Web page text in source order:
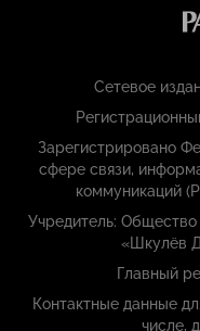
Сетевое
Зарегистрировано
сфере связи,
коммуникаций
Учредитель: Общество
«Шкулёв
Главный
Контактные данные
числе,